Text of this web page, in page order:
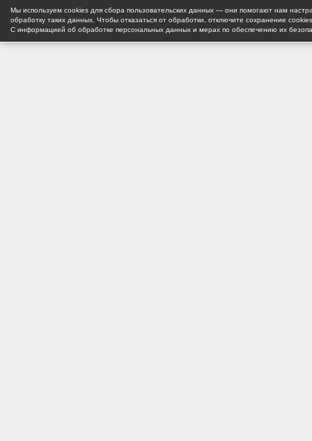
Мы используем cookies для сбора пользовательских данных — они помогают нам
обработку таких данных. Чтобы отказаться от обработки, отключите сохранение
С информацией об обработке персональных данных и мерах по обеспечению их